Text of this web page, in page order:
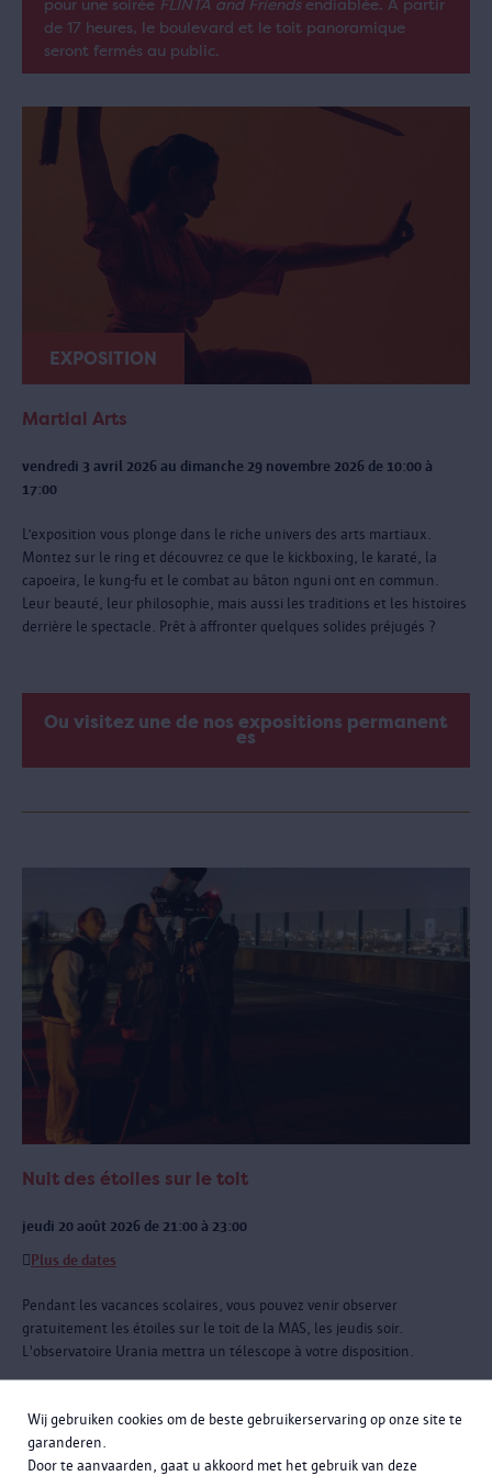
Wij gebruiken cookies om de beste gebruikerservaring op onze site te
garanderen.
Door te aanvaarden, gaat u akkoord met het gebruik van deze
pour une soirée FLINTA and Friends endiablée. À partir
de 17 heures, le boulevard et le toit panoramique
seront fermés au public.
EXPOSITION
Martial Arts
vendredi 3 avril 2026 au dimanche 29 novembre 2026 de 10:00 à
17:00
L’exposition vous plonge dans le riche univers des arts martiaux.
Montez sur le ring et découvrez ce que le kickboxing, le karaté, la
capoeira, le kung-fu et le combat au bâton nguni ont en commun.
Leur beauté, leur philosophie, mais aussi les traditions et les histoires
derrière le spectacle. Prêt à affronter quelques solides préjugés ?
Ou visitez une de nos expositions permanent
es
Nuit des étoiles sur le toit
jeudi 20 août 2026 de 21:00 à 23:00
Plus de dates
Pendant les vacances scolaires, vous pouvez venir observer
gratuitement les étoiles sur le toit de la MAS, les jeudis soir.
L'observatoire Urania mettra un télescope à votre disposition.